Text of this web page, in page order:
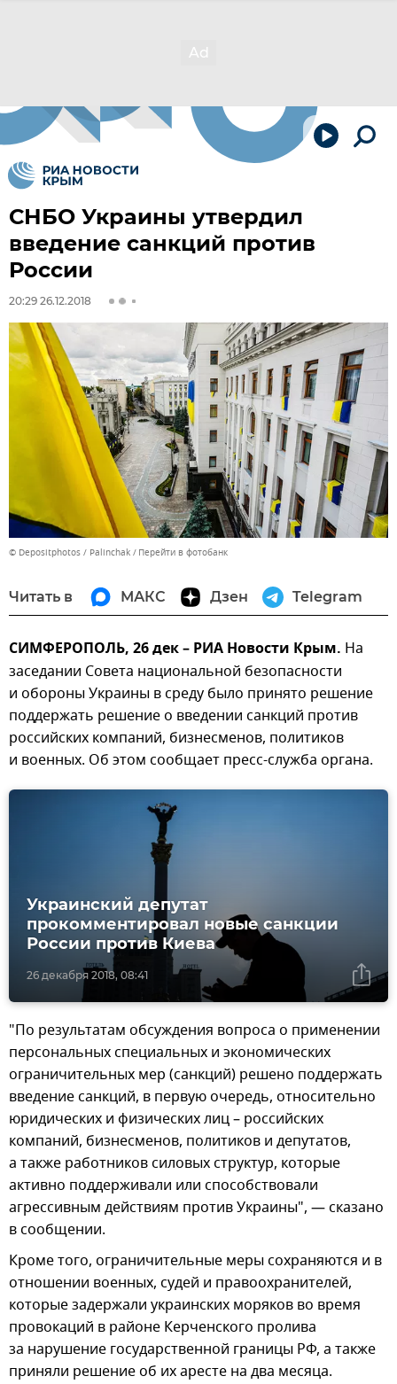
СНБО Украины утвердил
введение санкций против
России
20:29 26.12.2018
© Depositphotos / Palinchak Перейти в фотобанк
Читать в МАКС Дзен Telegram
СИМФЕРОПОЛЬ, 26 дек – РИА Новости Крым. На
заседании Совета национальной безопасности
и обороны Украины в среду было принято решение
поддержать решение о введении санкций против
российских компаний, бизнесменов, политиков
и военных. Об этом сообщает пресс-служба органа.
26 декабря 2018, 08:41
Украинский депутат
прокомментировал новые санкции
России против Киева
"По результатам обсуждения вопроса о применении
персональных специальных и экономических
ограничительных мер (санкций) решено поддержать
введение санкций, в первую очередь, относительно
юридических и физических лиц – российских
компаний, бизнесменов, политиков и депутатов,
а также работников силовых структур, которые
активно поддерживали или способствовали
агрессивным действиям против Украины", — сказано
в сообщении.
Кроме того, ограничительные меры сохраняются и в
отношении военных, судей и правоохранителей,
которые задержали украинских моряков во время
провокаций в районе Керченского пролива
за нарушение государственной границы РФ, а также
приняли решение об их аресте на два месяца.